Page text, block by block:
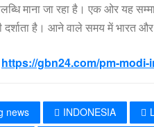
माना जा रहा है। एक ओर यह
दर्शाता है। आने वाले समय में भारत
https://gbn24.com/pm-
news INDONESIA